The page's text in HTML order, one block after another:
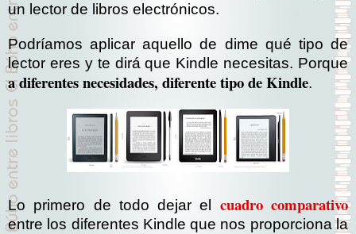
un lector de libros electrónicos.
Podríamos aplicar aquello de dime qué tipo de
lector eres y te dirá que Kindle necesitas. Porque
a diferentes necesidades, diferente tipo de Kindle.
Lo primero de todo dejar el cuadro comparativo
entre los diferentes Kindle que nos proporciona la